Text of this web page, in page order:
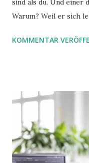
sind als du. Und einer
Warum? Weil er sich
KOMMENTAR